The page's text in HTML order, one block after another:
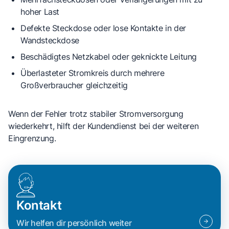
hoher Last
Defekte Steckdose oder lose Kontaktein der
Wandsteckdose
Beschädigtes Netzkabel oder geknickte Leitung
Überlasteter Stromkreisdurch mehrere
Großverbraucher gleichzeitig
Wenn der Fehler trotz stabiler Stromversorgung
wiederkehrt, hilft der Kundendienst bei der weiteren
Eingrenzung.
Kontakt
Wir helfen dir persönlich weiter